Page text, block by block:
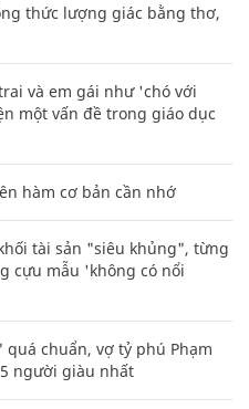
thức lượng giác bằng thơ,
và em gái như 'chó với
một vấn đề trong giáo dục
hàm cơ bản cần nhớ
tài sản "siêu khủng", từng
cựu mẫu 'không có nổi
chuẩn, vợ tỷ phú Phạm
người giàu nhất